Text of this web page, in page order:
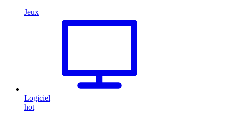
Jeux
Logiciel
hot